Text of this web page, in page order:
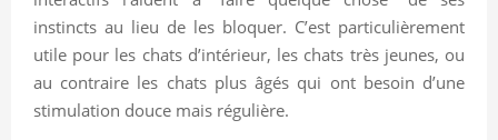
instincts au lieu de les bloquer. C’est particulièrement
utile pour les chats d’intérieur, les chats très jeunes, ou
au contraire les chats plus âgés qui ont besoin d’une
stimulation douce mais régulière.